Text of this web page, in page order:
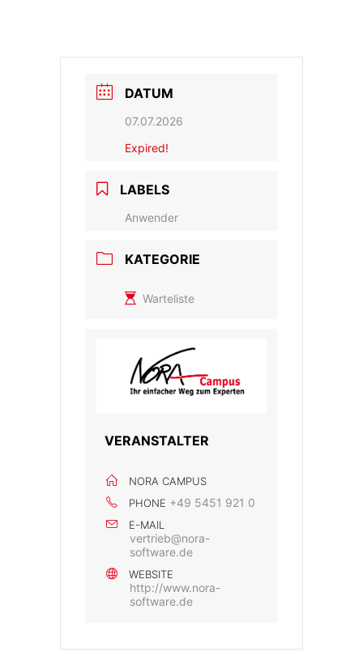
DATUM
07.07.2026
Expired!
LABELS
Anwender
KATEGORIE
Warteliste
VERANSTALTER
NORA CAMPUS
PHONE +49 5451 921 0
E-MAIL
vertrieb@nora-
software.de
WEBSITE
http://www.nora-
software.de